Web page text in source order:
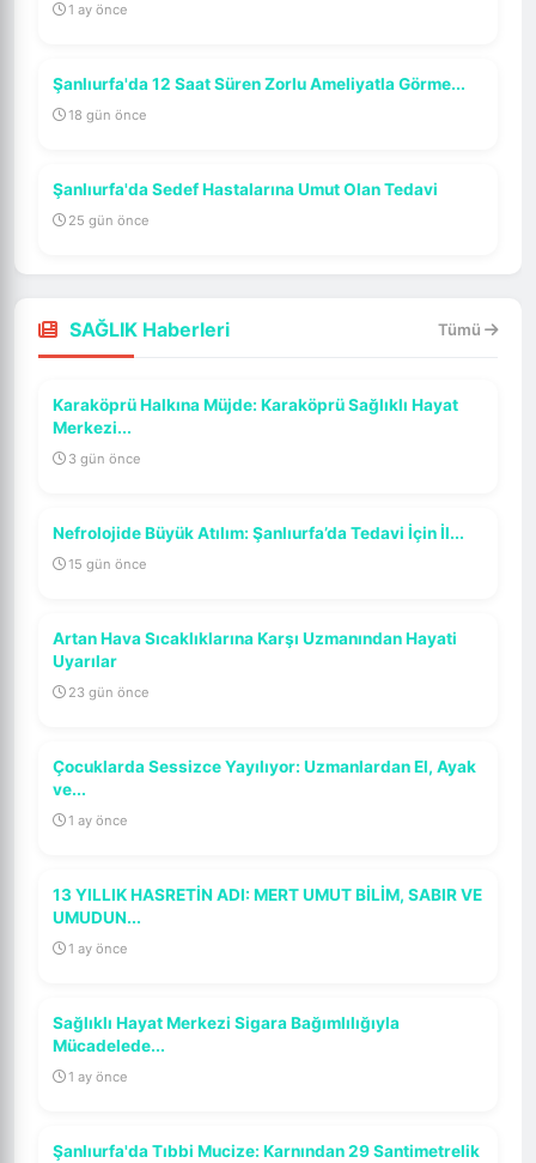
1 ay önce
Şanlıurfa'da 12 Saat Süren Zorlu Ameliyatla Görme...
18 gün önce
Şanlıurfa'da Sedef Hastalarına Umut Olan Tedavi
25 gün önce
SAĞLIK Haberleri Tümü
Karaköprü Halkına Müjde: Karaköprü Sağlıklı Hayat
Merkezi...
3 gün önce
Nefrolojide Büyük Atılım: Şanlıurfa’da Tedavi İçin İl...
15 gün önce
Artan Hava Sıcaklıklarına Karşı Uzmanından Hayati
Uyarılar
23 gün önce
Çocuklarda Sessizce Yayılıyor: Uzmanlardan El, Ayak
ve...
1 ay önce
13 YILLIK HASRETİN ADI: MERT UMUT BİLİM, SABIR VE
UMUDUN...
1 ay önce
Sağlıklı Hayat Merkezi Sigara Bağımlılığıyla
Mücadelede...
1 ay önce
Şanlıurfa'da Tıbbi Mucize: Karnından 29 Santimetrelik